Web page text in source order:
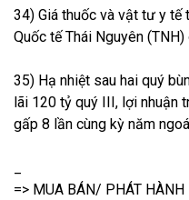
34) Giá thuốc và vật tư y tế
Quốc tế Thái Nguyên
35) Hạ nhiệt sau hai quý
lãi 120 tỷ quý III, lợi nhuận
gấp 8 lần cùng kỳ năm
=> MUA BÁN/ PHÁT HÀNH